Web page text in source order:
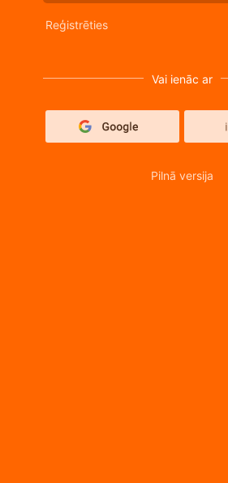
Reģistrēties
Vai ienāc ar
Pilnā versija